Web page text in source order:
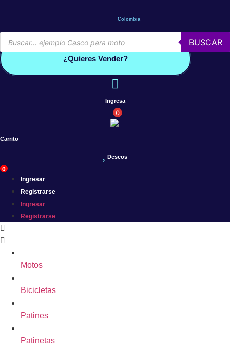
contenido
Colombia
Búsqueda
de
productos
BUSCAR
Conoce por qué debes vender con mercleta
¿Quieres Vender?
Ingresa
0
Carrito
Deseos
0
Ingresar
Registrarse
Ingresar
Registrarse
Motos
Bicicletas
Patines
Patinetas